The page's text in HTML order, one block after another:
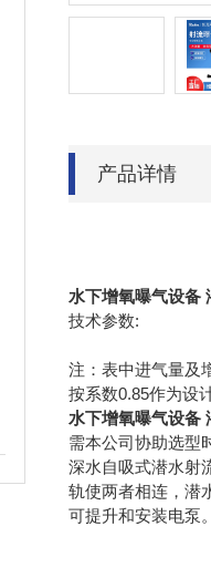
产品详情
水下增氧曝气设备
技术参数:
注：表中进气量及
按系数0.85作为设
水下增氧曝气设备
需本公司协助选型
深水自吸式潜水射
轨使两者相连，潜
可提升和安装电泵